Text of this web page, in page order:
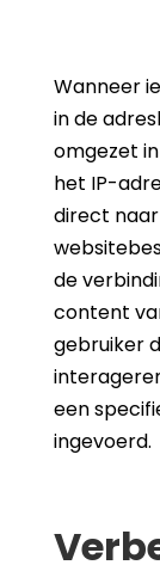
Wanneer
in de
omgezet
het IP-
direct
de
content
gebruiker
een
ingevoerd.